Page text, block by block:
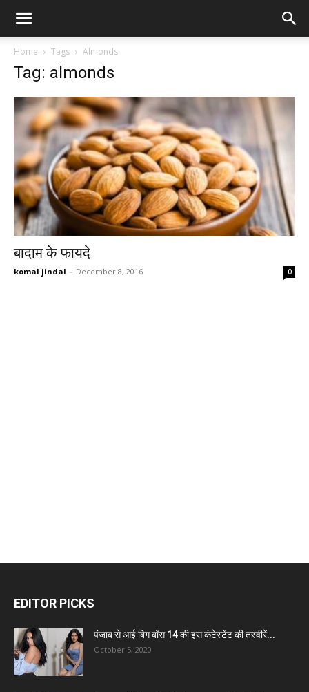
Home Tags Almonds
Tag: almonds
बादाम के फायदे
komal jindal - December 8, 2016 0
EDITOR PICKS
पंजाब से आई बिग बॉस 14 की इस कंटेस्टेंट की तस्वीरें...
October 5, 2020